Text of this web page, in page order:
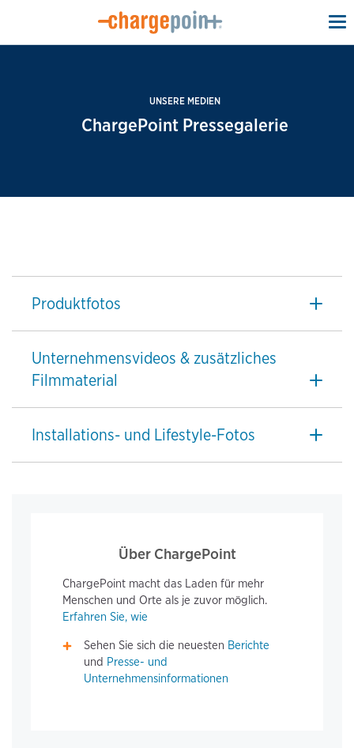
UNSERE MEDIEN
ChargePoint Pressegalerie
Produktfotos
Unternehmensvideos & zusätzliches
Filmmaterial
Installations- und Lifestyle-Fotos
Über ChargePoint
ChargePoint macht das Laden für mehr
Menschen und Orte als je zuvor möglich.
Erfahren Sie, wie
Sehen Sie sich die neuesten Berichte
und Presse- und
Unternehmensinformationen